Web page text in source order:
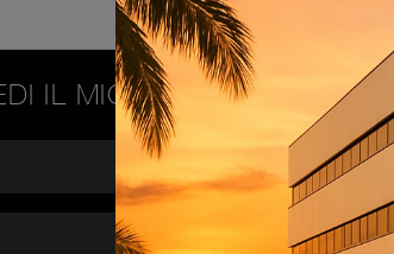
IL MIGLIOR PREZZO